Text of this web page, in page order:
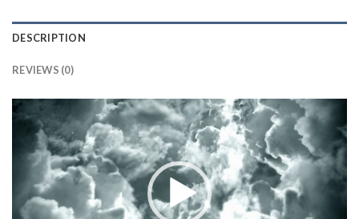
DESCRIPTION
REVIEWS (0)
ตัว
วิดีโอ